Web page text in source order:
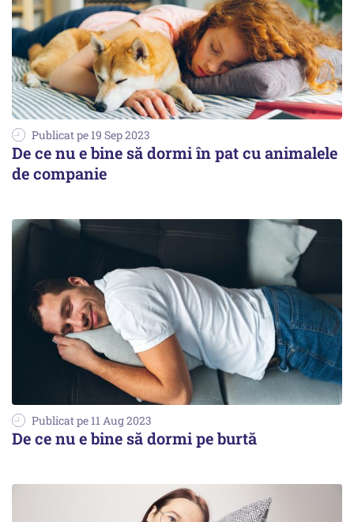
Publicat pe 19 Sep 2023
De ce nu e bine să dormi în pat cu animalele
de companie
Publicat pe 11 Aug 2023
De ce nu e bine să dormi pe burtă